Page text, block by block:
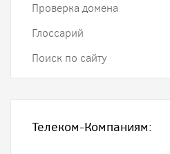
Проверка домена
Глоссарий
Поиск по сайту
Телеком-Компаниям: